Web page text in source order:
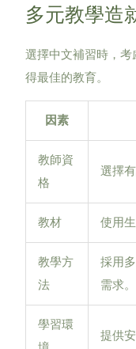
多元教學造
選擇中文補習時，
得最佳的教育。
因素
教師資
格
選擇
教材 使用
教學方
法
採用
需求。
學習環
提供